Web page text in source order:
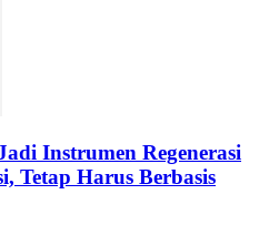
Instrumen Regenerasi
Tetap Harus Berbasis